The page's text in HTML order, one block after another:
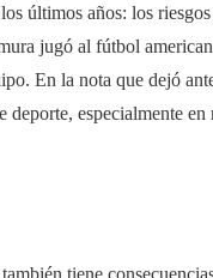
últimos años: los
jugó al fútbol
En la nota que dejó
especialmente
tiene